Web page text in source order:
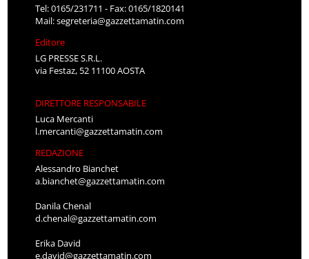
Tel: 0165/231711 - Fax: 0165/1820141
Mail:segreteria@gazzettamatin.com
Editore
LG PRESSE S.R.L.
via Festaz, 52 11100 AOSTA
DIRETTORE RESPONSABILE
Luca Mercanti
l.mercanti@gazzettamatin.com
REDAZIONE
Alessandro Bianchet
a.bianchet@gazzettamatin.com
Danila Chenal
d.chenal@gazzettamatin.com
Erika David
e.david@gazzettamatin.com